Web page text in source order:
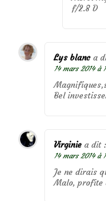
f/2.8 D
Lys blanc a
14 mars 2014 à
Bel
Virginie a dit :
14 mars 2014 à
Je ne dirais
Malo, profite